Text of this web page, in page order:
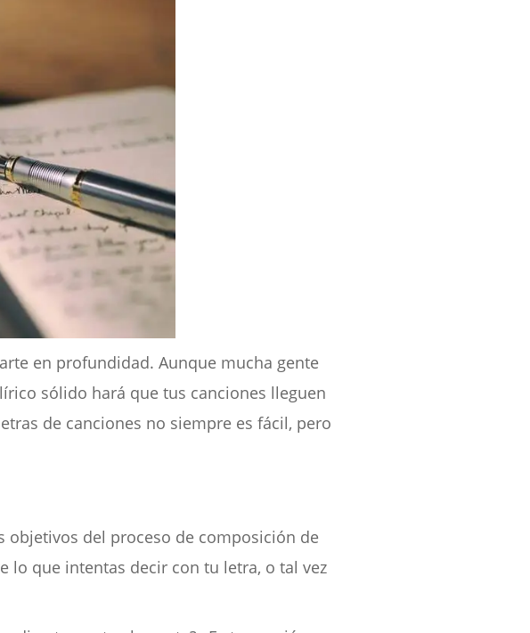
en profundidad. Aunque mucha gente
sólido hará que tus canciones lleguen
de canciones no siempre es fácil, pero
objetivos del proceso de composición de
lo que intentas decir con tu letra, o tal vez